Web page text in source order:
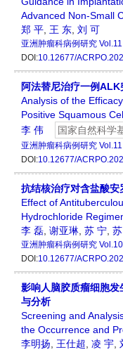
Advanced Non-Small
郑 平 王 东 刘 可
亚洲肿瘤科病例研究
DOI:10.12677/
阿法替尼治疗一例
Analysis of the
Positive Squamous
李 伟
国家自然科学
亚洲肿瘤科病例研究
DOI:10.12677/
抗结核治疗对含盐酸
Effect of
Hydrochloride
李 磊 谢亚琳 苏 宁
亚洲肿瘤科病例研究
DOI:10.12677/
影响人脑胶质瘤细胞
与分析
Screening and
the Occurrence and
李明扬
王仕超 凌 宇